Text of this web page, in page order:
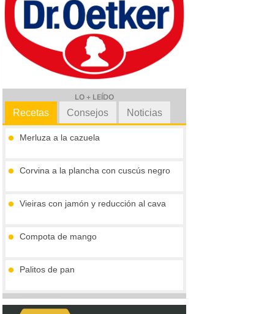
LO + LEÍDO
Recetas
Merluza a la cazuela
Corvina a la plancha con cuscús negro
Vieiras con jamón y reducción al cava
Compota de mango
Palitos de pan
Tronco de chocolate y turrón (sin gluten)
Consejos Noticias